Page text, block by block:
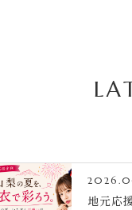
地元応